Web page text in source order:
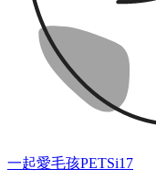
一起愛毛孩PETSi17